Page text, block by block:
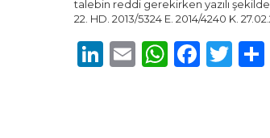
talebin reddi gerekirken yazılı
22. HD. 2013/5324 E. 2014/4240 K.
LinkedIn
Email